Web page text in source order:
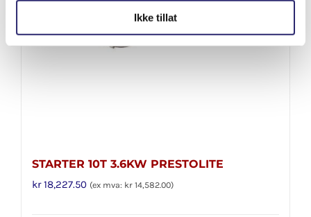
Ikke tillat
STARTER 10T 3.6KW PRESTOLITE
kr18,227.50 (ex mva: kr 14,582.00)